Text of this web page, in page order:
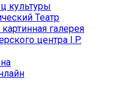
культуры
Театр
галерея
центра I.P.